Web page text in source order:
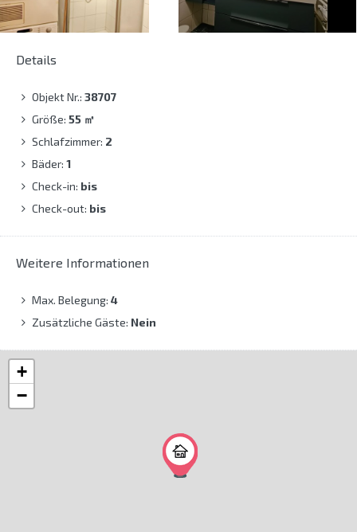
Details
Objekt Nr.: 38707
Größe: 55 ㎡
Schlafzimmer: 2
Bäder: 1
Check-in: bis
Check-out: bis
Weitere Informationen
Max. Belegung: 4
Zusätzliche Gäste: Nein
+
−